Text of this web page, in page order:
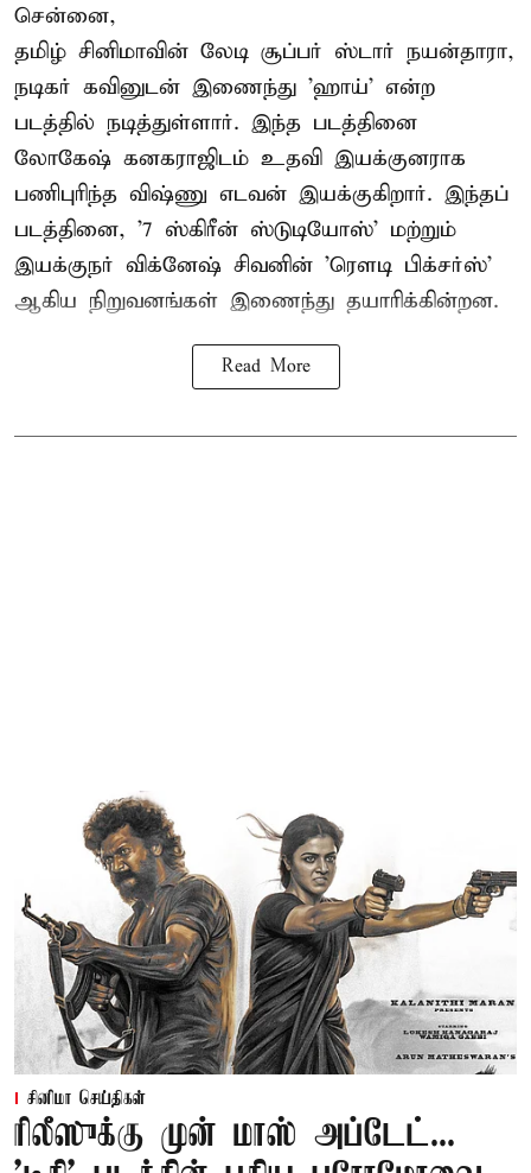
சென்னை,
தமிழ் சினிமாவின் லேடி சூப்பர் ஸ்டார் நயன்தாரா,
நடிகர் கவினுடன் இணைந்து 'ஹாய்' என்ற
படத்தில் நடித்துள்ளார். இந்த படத்தினை
லோகேஷ் கனகராஜிடம் உதவி இயக்குனராக
பணிபுரிந்த விஷ்ணு எடவன் இயக்குகிறார். இந்தப்
படத்தினை, '7 ஸ்கிரீன் ஸ்டுடியோஸ்' மற்றும்
இயக்குநர் விக்னேஷ் சிவனின் 'ரௌடி பிக்சர்ஸ்'
ஆகிய நிறுவனங்கள் இணைந்து தயாரிக்கின்றன.
Read More
சினிமா செய்திகள்
ரிலீஸுக்கு முன் மாஸ் அப்டேட்...